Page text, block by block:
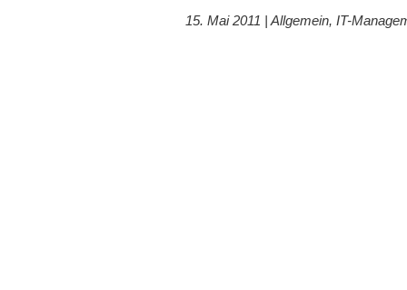
15. Mai 2011 | Allgemein, IT-